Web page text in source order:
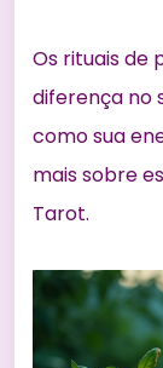
Os rituais de
diferença no
como sua
mais sobre
Tarot.